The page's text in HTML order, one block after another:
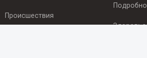
Происшествия
Подробно
Здоровье